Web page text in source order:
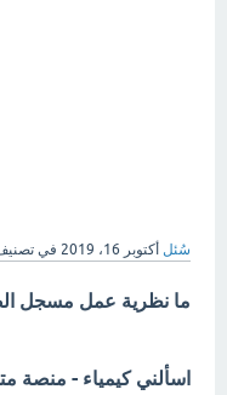
سُئل أكتوبر 16، 2019 في
ما نظرية عمل مسجل
اسألني كيمياء -